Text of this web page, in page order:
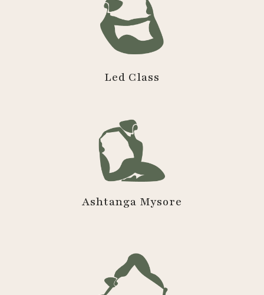
Led Class
Ashtanga Mysore